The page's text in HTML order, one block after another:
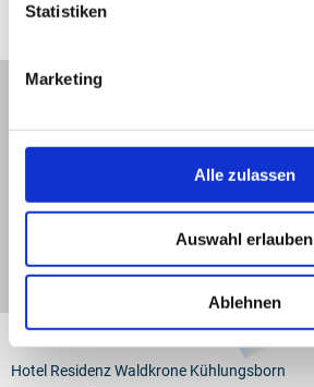
Statistiken
Marketing
Alle zulassen
Auswahl erlauben
Ablehnen
Lage und Umgebung
+
Anbieter
Hotel Residenz Waldkrone Kühlungsborn